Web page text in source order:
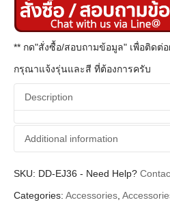
** กด"สั่งซื้อ/สอบถามข้อมูล" เพื่อติดต่อ
กรุณาแจ้งรุ่นและสี ที่ต้องการครับ
Description
Additional information
Additional
Brands D'Addario
SKU: DD-EJ36 - Need Help?
Categories: Accessories,